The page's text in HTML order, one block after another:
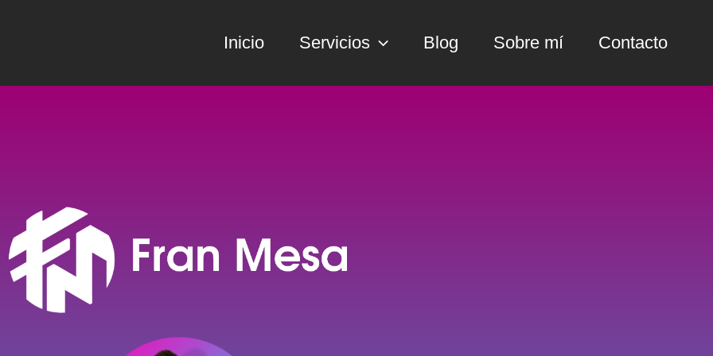
Inicio Servicios Blog Sobre mí Contacto